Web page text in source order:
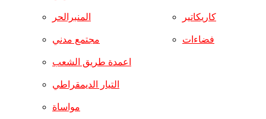
المنبرالحر
مجتمع مدني
كاريكاتير
فضاءات
اعمدة طريق الشعب
التيار الديمقراطي
مواساة